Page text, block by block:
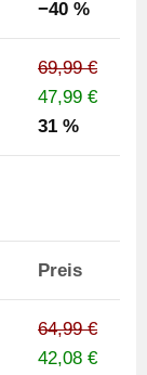
−40 %
69,99 €
47,99 €
31 %
Preis
64,99 €
42,08 €